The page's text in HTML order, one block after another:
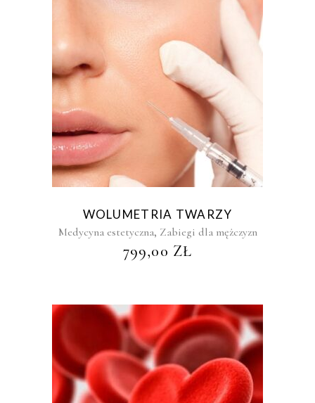
WOLUMETRIA TWARZY
Medycyna estetyczna, Zabiegi dla mężczyzn
799,00 ZŁ